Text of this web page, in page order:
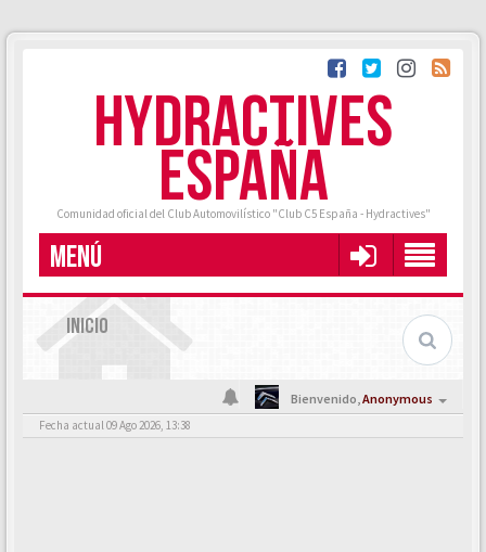
HYDRACTIVES
ESPAÑA
Comunidad oficial del Club Automovilístico "Club C5 España - Hydractives"
MENÚ
INICIO
Bienvenido,Anonymous
Fecha actual 09 Ago 2026, 13:38